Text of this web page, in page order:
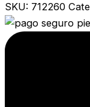
SKU: 712260